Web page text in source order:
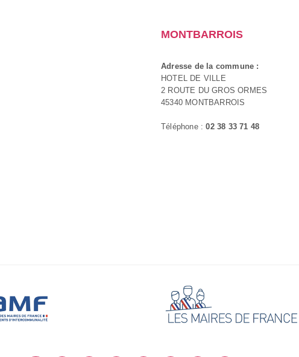
MONTBARROIS
Adresse de la commune :
HOTEL DE VILLE
2 ROUTE DU GROS ORMES
45340 MONTBARROIS
Téléphone :02 38 33 71 48